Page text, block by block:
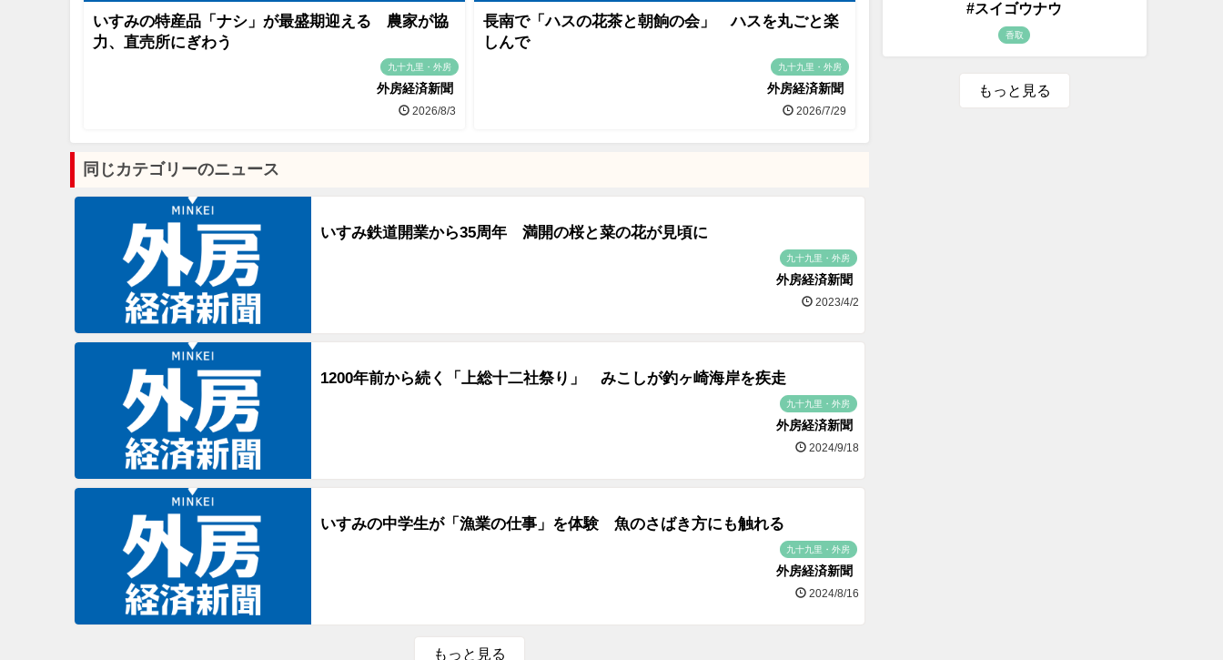
いすみの特産品「ナシ」が最盛期迎える 農家が協
力、直売所にぎわう
九十九里・外房
外房経済新聞
2026/8/3
長南で「ハスの花茶と朝餉の会」 ハスを丸ごと楽
しんで
九十九里・外房
外房経済新聞
2026/7/29
同じカテゴリーのニュース
いすみ鉄道開業から35周年 満開の桜と菜の花が見頃に
九十九里・外房
外房経済新聞
2023/4/2
1200年前から続く「上総十二社祭り」 みこしが釣ヶ崎海岸を疾走
九十九里・外房
外房経済新聞
2024/9/18
いすみの中学生が「漁業の仕事」を体験 魚のさばき方にも触れる
九十九里・外房
外房経済新聞
2024/8/16
もっと見る
#スイゴウナウ
香取
もっと見る